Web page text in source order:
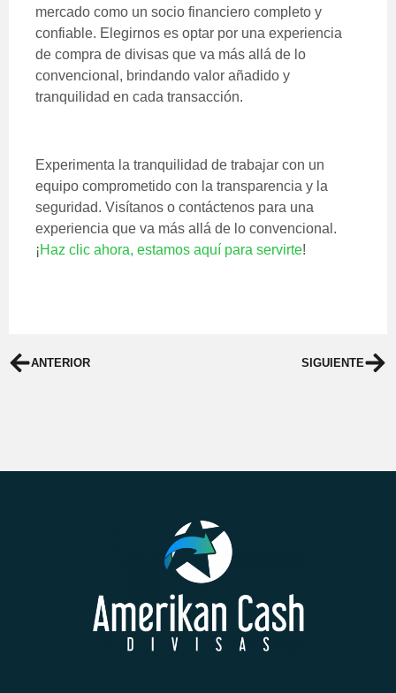
mercado como un socio financiero completo y
confiable. Elegirnos es optar por una experiencia
de compra de divisas que va más allá de lo
convencional, brindando valor añadido y
tranquilidad en cada transacción.
Experimenta la tranquilidad de trabajar con un
equipo comprometido con la transparencia y la
seguridad. Visítanos o contáctenos para una
experiencia que va más allá de lo convencional.
¡Haz clic ahora, estamos aquí para servirte!
ANTERIOR SIGUIENTE